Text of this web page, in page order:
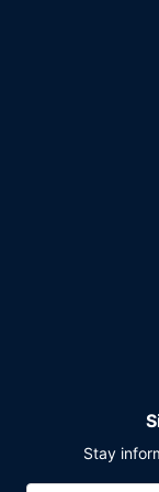
As principais
bagagem.
reuniões, com
Stay